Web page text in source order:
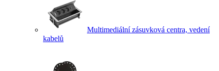
Multimediální zásuvková centra, vedení
kabelů